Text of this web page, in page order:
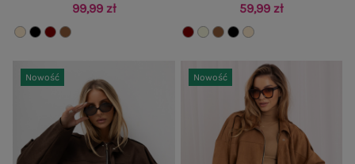
99,99 zł 59,99 zł
Nowość Nowość